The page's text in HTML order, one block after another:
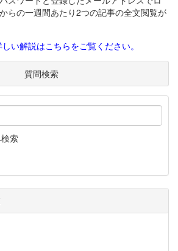
らの一週間あたり2つの記事の全文閲覧が
い解説はこちらをご覧ください。
質問検索
索